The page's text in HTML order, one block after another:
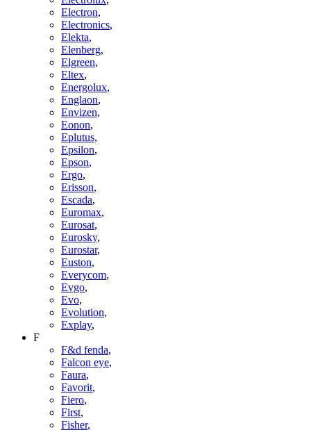
Electron,
Electronics,
Elekta,
Elenberg,
Elgreen,
Eltex,
Energolux,
Englaon,
Envizen,
Eonon,
Eplutus,
Epsilon,
Epson,
Ergo,
Erisson,
Escada,
Euromax,
Eurosat,
Eurosky,
Eurostar,
Euston,
Everycom,
Evgo,
Evo,
Evolution,
Explay,
F
F&d fenda,
Falcon eye,
Faura,
Favorit,
Fiero,
First,
Fisher,